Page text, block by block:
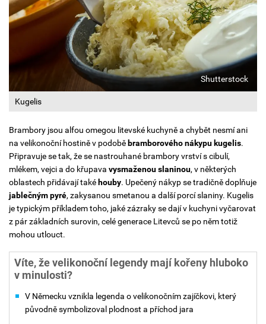
Kugelis
Shutterstock
Brambory jsou alfou omegou litevské kuchyně a chybět nesmí ani
na velikonoční hostině v podobě bramborového nákypu kugelis.
Připravuje se tak, že se nastrouhané brambory vrství s cibulí,
mlékem, vejci a do křupava vysmaženou slaninou, v některých
oblastech přidávají také houby. Upečený nákyp se tradičně doplňuje
jablečným pyré, zakysanou smetanou a další porcí slaniny. Kugelis
je typickým příkladem toho, jaké zázraky se dají v kuchyni vyčarovat
z pár základních surovin, celé generace Litevců se po něm totiž
mohou utlouct.
Víte, že velikonoční legendy mají kořeny hluboko
v minulosti?
V Německu vznikla legenda o velikonočním zajíčkovi, který
původně symbolizoval plodnost a příchod jara